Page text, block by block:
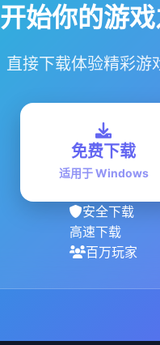
开始你的游
直接下载体验精彩游
免费下载
适用于 Windows
安全下载
高速下载
百万玩家